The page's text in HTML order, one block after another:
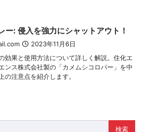
ー: 侵入を強力にシャットアウト！
2023年11月6日
効果と使用方法について詳しく解説。住化エ
ンス株式会社製の「カメムシコロパー」を中
の注意点を紹介します。